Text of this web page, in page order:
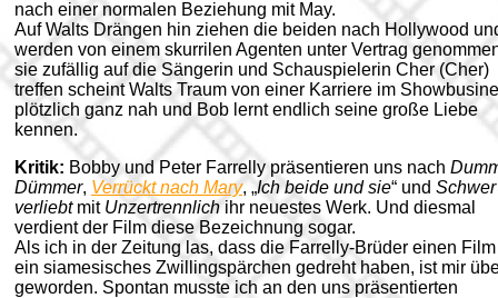
nach einer normalen Beziehung mit May.
Auf Walts Drängen hin ziehen die beiden nach Hollywood
werden von einem skurrilen Agenten unter Vertrag
sie zufällig auf die Sängerin und Schauspielerin Cher (Cher)
treffen scheint Walts Traum von einer Karriere im
plötzlich ganz nah und Bob lernt endlich seine große Liebe
kennen.
Kritik: Bobby und Peter Farrelly präsentieren uns nach
Dümmer, Verrückt nach Mary, „Ich beide und sie“ und Schwer
verliebtmit Unzertrennlichihr neuestes Werk. Und diesmal
verdient der Film diese Bezeichnung sogar.
Als ich in der Zeitung las, dass die Farrelly-Brüder einen
ein siamesisches Zwillingspärchen gedreht haben, ist mir
geworden. Spontan musste ich an den uns präsentierten